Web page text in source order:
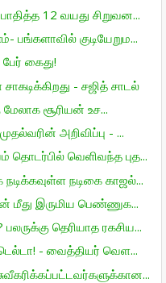
12 வயது சிறுவன...
பங்களாவில் குடியேறும...
கைது!
- சஜித் சாடல்
மேலாக சூரியன் உச...
அறிவிப்பு - ...
தொடர்பில் வெளிவந்த புத...
நடிக்கவுள்ள நடிகை காஜல்...
மீது இருமிய பெண்ணுக...
தெரியாத ரகசிய...
- வைத்தியர் வெள...